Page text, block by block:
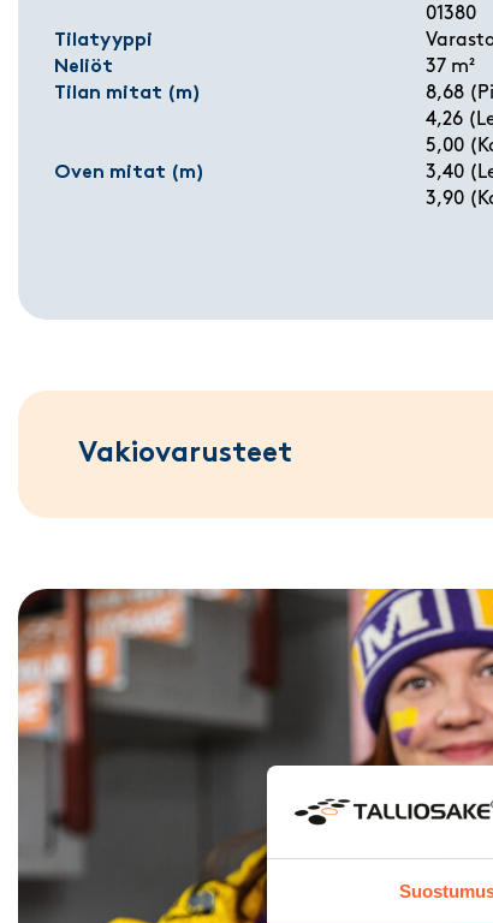
01380
Tilatyyppi
Neliöt
37 m²
Tilan mitat (m)
8,68
4,26
5,00
Oven mitat (m)
3,40
3,90
Vakiovarusteet